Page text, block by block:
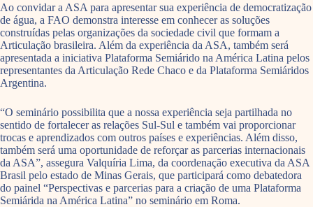
Ao convidar a ASA para apresentar sua experiência de democratização
de água, a FAO demonstra interesse em conhecer as soluções
construídas pelas organizações da sociedade civil que formam a
Articulação brasileira. Além da experiência da ASA, também será
apresentada a iniciativa Plataforma Semiárido na América Latina pelos
representantes da Articulação Rede Chaco e da Plataforma Semiáridos
Argentina.
“O seminário possibilita que a nossa experiência seja partilhada no
sentido de fortalecer as relações Sul-Sul e também vai proporcionar
trocas e aprendizados com outros países e experiências. Além disso,
também será uma oportunidade de reforçar as parcerias internacionais
da ASA”, assegura Valquíria Lima, da coordenação executiva da ASA
Brasil pelo estado de Minas Gerais, que participará como debatedora
do painel “Perspectivas e parcerias para a criação de uma Plataforma
Semiárida na América Latina” no seminário em Roma.